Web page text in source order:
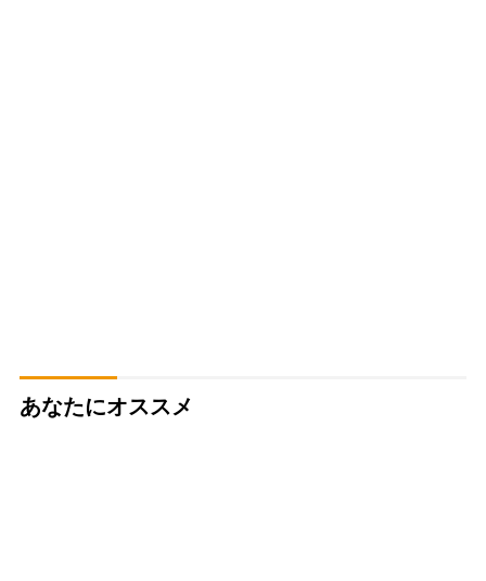
あなたにオススメ